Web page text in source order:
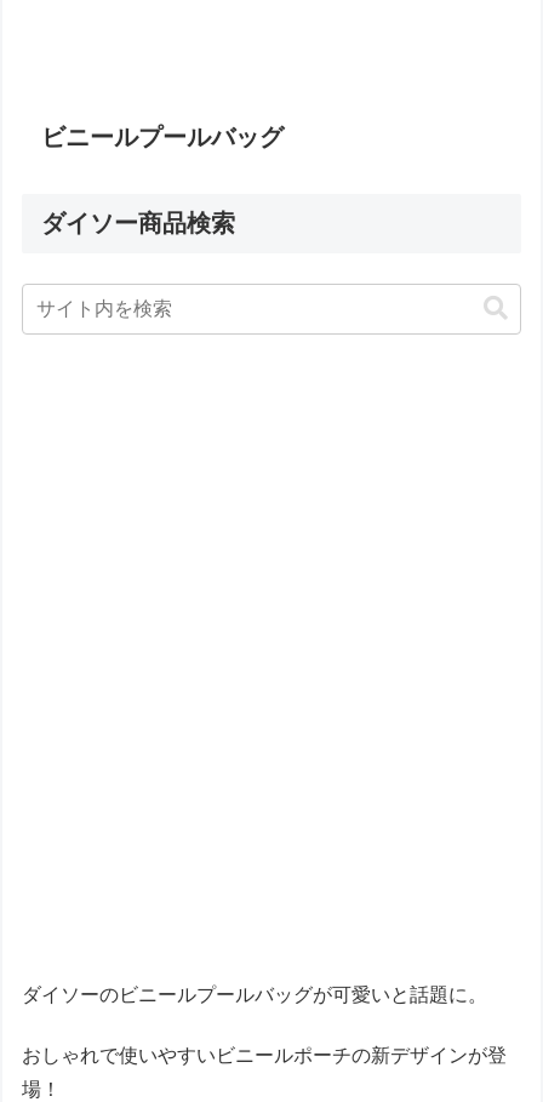
ビニールプールバッグ
ダイソー商品検索
ダイソーのビニールプールバッグが可愛いと話題に。
おしゃれで使いやすいビニールポーチの新デザインが登
場！